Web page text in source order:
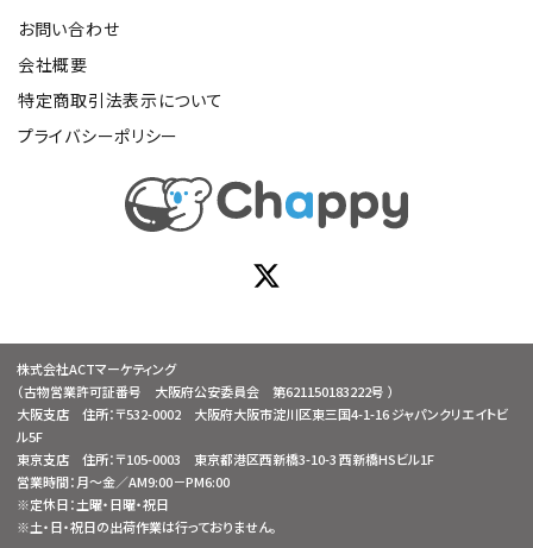
お問い合わせ
会社概要
特定商取引法表示について
プライバシーポリシー
株式会社ACTマーケティング
（古物営業許可証番号 大阪府公安委員会 第621150183222号 ）
大阪支店 住所：〒532-0002 大阪府大阪市淀川区東三国4-1-16 ジャパンクリエイトビ
ル5F
東京支店 住所：〒105-0003 東京都港区西新橋3-10-3 西新橋HSビル1F
営業時間：月～金／AM9:00－PM6:00
※定休日：土曜・日曜・祝日
※土・日・祝日の出荷作業は行っておりません。